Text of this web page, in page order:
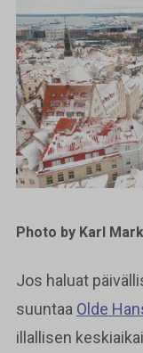
Photo by Karl
Jos haluat
suuntaa Olde
illallisen